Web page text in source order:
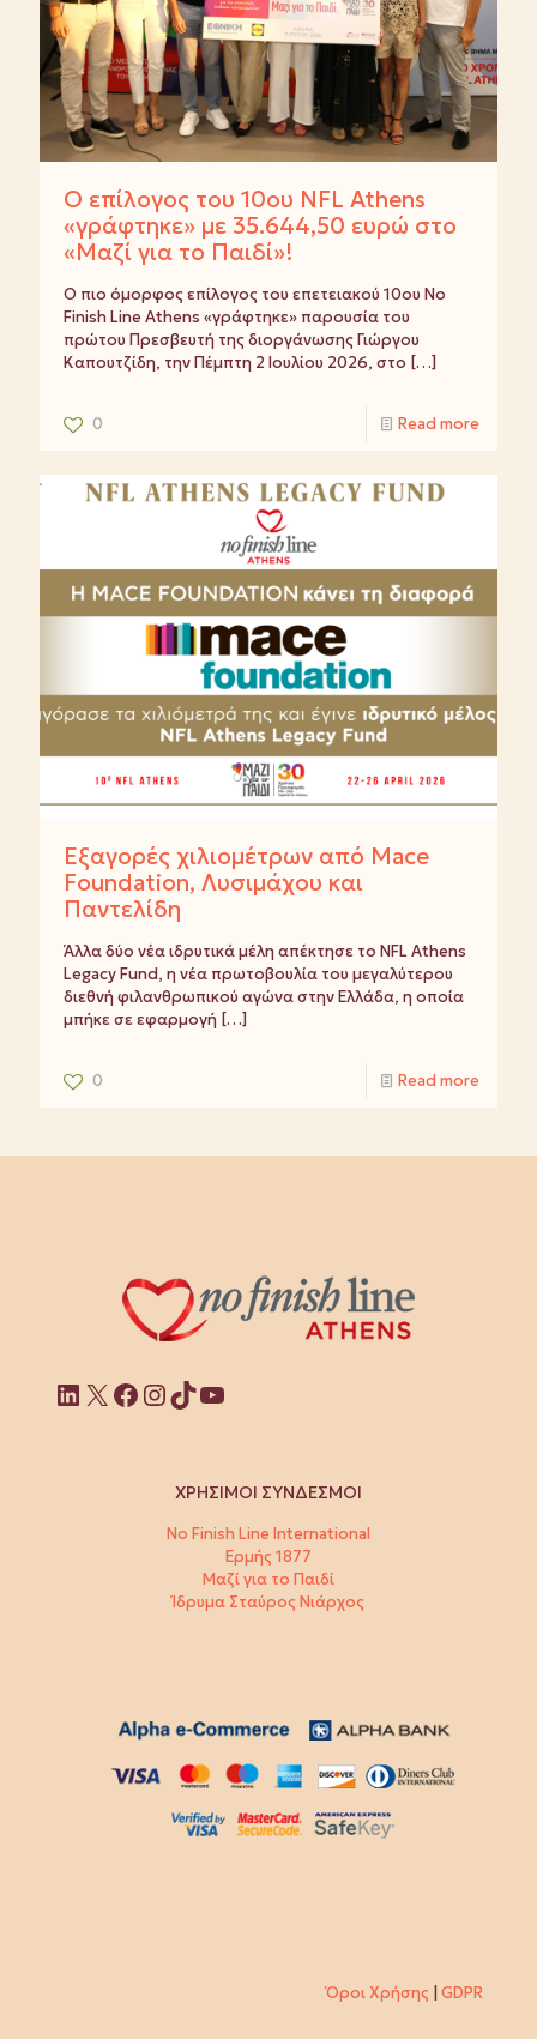
Ο επίλογος του 10ου NFL Athens
«γράφτηκε» με 35.644,50 ευρώ στο
«Μαζί για το Παιδί»!
Ο πιο όμορφος επίλογος του επετειακού 10ου No
Finish Line Athens «γράφτηκε» παρουσία του
πρώτου Πρεσβευτή της διοργάνωσης Γιώργου
Καπουτζίδη, την Πέμπτη 2 Ιουλίου 2026, στο […]
0 Read more
Εξαγορές χιλιομέτρων από Mace
Foundation, Λυσιμάχου και
Παντελίδη
Άλλα δύο νέα ιδρυτικά μέλη απέκτησε το NFL Athens
Legacy Fund, η νέα πρωτοβουλία του μεγαλύτερου
διεθνή φιλανθρωπικού αγώνα στην Ελλάδα, η οποία
μπήκε σε εφαρμογή […]
0 Read more
Linkedin
X Facebook
Instagram
TikTok
YouTube
ΧΡΗΣΙΜΟΙ ΣΥΝΔΕΣΜΟΙ
No Finish Line International
Ερμής 1877
Μαζί για το Παιδί
Ίδρυμα Σταύρος Νιάρχος
Όροι Χρήσης GDPR